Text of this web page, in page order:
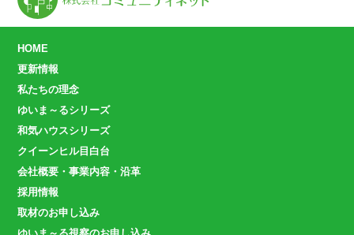
HOME
更新情報
私たちの理念
ゆいま～るシリーズ
和気ハウスシリーズ
クイーンヒル目白台
会社概要・事業内容・沿革
採用情報
取材のお申し込み